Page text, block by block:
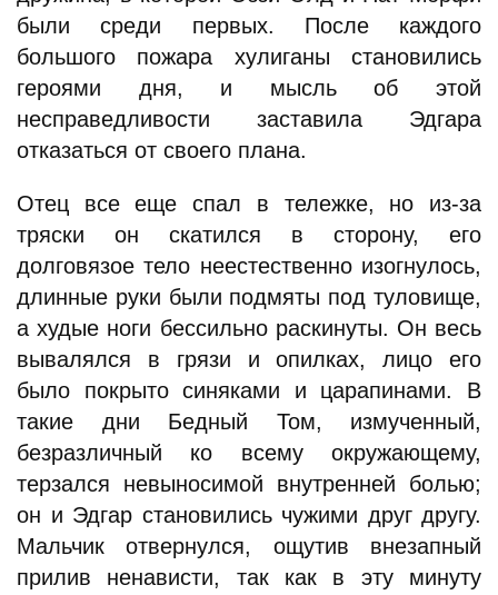
были среди первых. После каждого
большого пожара хулиганы становились
героями дня, и мысль об этой
несправедливости заставила Эдгара
отказаться от своего плана.
Отец все еще спал в тележке, но из-за
тряски он скатился в сторону, его
долговязое тело неестественно изогнулось,
длинные руки были подмяты под туловище,
а худые ноги бессильно раскинуты. Он весь
вывалялся в грязи и опилках, лицо его
было покрыто синяками и царапинами. В
такие дни Бедный Том, измученный,
безразличный ко всему окружающему,
терзался невыносимой внутренней болью;
он и Эдгар становились чужими друг другу.
Мальчик отвернулся, ощутив внезапный
прилив ненависти, так как в эту минуту